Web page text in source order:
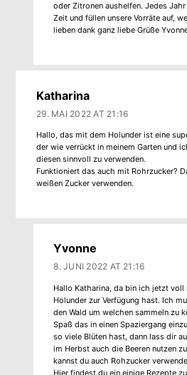
oder Zitronen aushelfen. Jedes
Zeit und füllen unsere Vorräte auf,
lieben dank ganz liebe Grüße
Katharina
29. MAI 2022 AT 21:16
Hallo, das mit dem Holunder ist eine
der wie verrückt in meinem Garten und
diesen sinnvoll zu verwenden.
Funktioniert das auch mit Rohrzucker?
weißen Zucker verwenden.
Yvonne
8. JUNI 2022 AT 21:16
Hallo Katharina, da bin ich jetzt
Holunder zur Verfügung hast. Ich
den Wald um welchen sammeln zu
Spaß das in einen Spaziergang
so viele Blüten hast, dann lass dir
im Herbst auch die Beeren nutzen
kannst du auch Rohzucker
Hier findest du ein einige Rezepte